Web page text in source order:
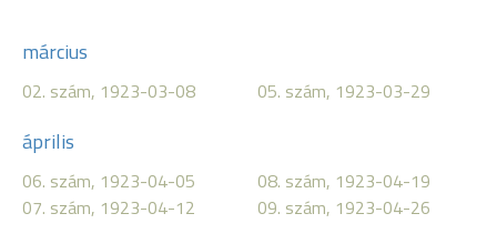
március
02. szám, 1923-03-08 05. szám, 1923-03-29
április
06. szám, 1923-04-05
07. szám, 1923-04-12
08. szám, 1923-04-19
09. szám, 1923-04-26